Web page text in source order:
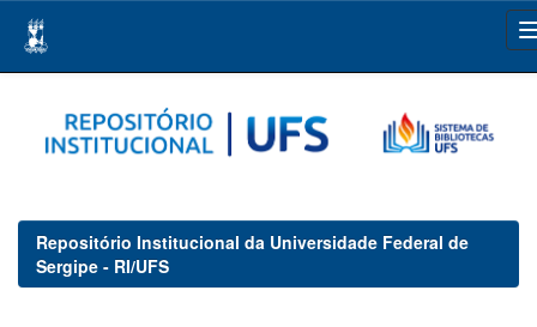
navigation
Repositório Institucional da Universidade Federal de
Sergipe - RI/UFS